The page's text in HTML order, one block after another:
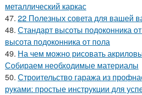
металлический каркас
47. 22 Полезных совета для вашей
48. Стандарт высоты подоконника
высота подоконника от пола
49. На чем можно рисовать
Собираем необходимые материалы
50. Строительство гаража из
руками: простые инструкции для